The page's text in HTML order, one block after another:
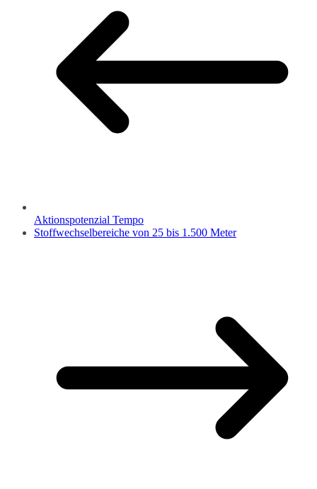
Aktionspotenzial Tempo
Stoffwechselbereiche von 25 bis 1.500 Meter